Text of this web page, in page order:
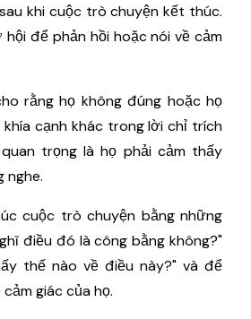
khi cuộc trò chuyện kết thúc.
hội để phản hồi hoặc nói về cảm
rằng họ không đúng hoặc họ
cạnh khác trong lời chỉ trích
trọng là họ phải cảm thấy
nghe.
cuộc trò chuyện bằng những
điều đó là công bằng không?"
thế nào về điều này?" và để
giác của họ.